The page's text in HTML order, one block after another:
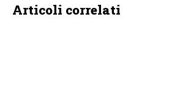
Articoli correlati